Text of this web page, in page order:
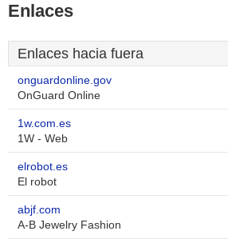
Enlaces
Enlaces hacia fuera
onguardonline.gov
OnGuard Online
1w.com.es
1W - Web
elrobot.es
El robot
abjf.com
A-B Jewelry Fashion